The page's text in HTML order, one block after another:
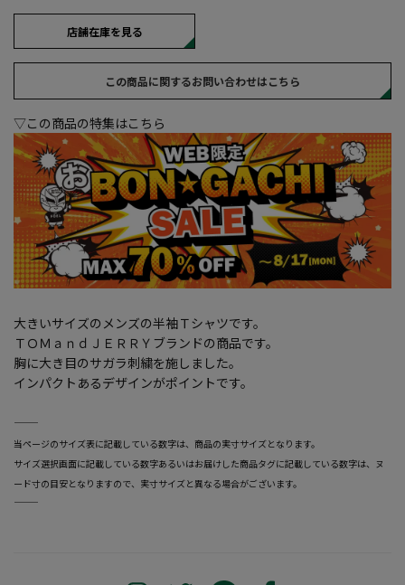
店舗在庫を見る
この商品に関するお問い合わせはこちら
▽この商品の特集はこちら
大きいサイズのメンズの半袖Ｔシャツです。
ＴＯＭａｎｄＪＥＲＲＹブランドの商品です。
胸に大き目のサガラ刺繍を施しました。
インパクトあるデザインがポイントです。
―――――――――――――――――――――――
当ページのサイズ表に記載している数字は、商品の実寸サイズとなります。
サイズ選択画面に記載している数字あるいはお届けした商品タグに記載している数字は、ヌ
ード寸の目安となりますので、実寸サイズと異なる場合がございます。
―――――――――――――――――――――――